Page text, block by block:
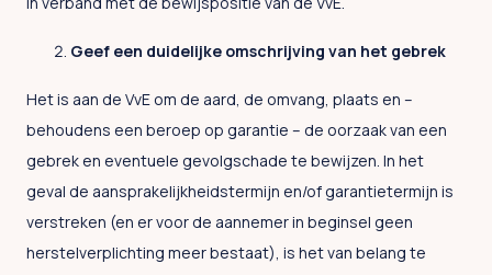
Geef een duidelijke omschrijving van het gebrek
Het is aan de VvE om de aard, de omvang, plaats en –
behoudens een beroep op garantie – de oorzaak van een
gebrek en eventuele gevolgschade te bewijzen. In het
geval de aansprakelijkheidstermijn en/of garantietermijn is
verstreken (en er voor de aannemer in beginsel geen
herstelverplichting meer bestaat), is het van belang te